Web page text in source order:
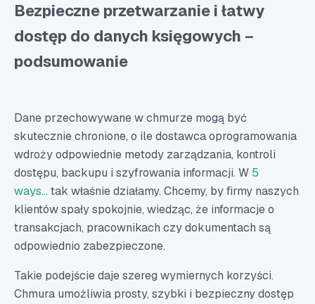
Bezpieczne przetwarzanie i łatwy
dostęp do danych księgowych –
podsumowanie
Dane przechowywane w chmurze mogą być
skutecznie chronione, o ile dostawca oprogramowania
wdroży odpowiednie metody zarządzania, kontroli
dostępu, backupu i szyfrowania informacji. W 5
ways...tak właśnie działamy. Chcemy, by firmy naszych
klientów spały spokojnie, wiedząc, że informacje o
transakcjach, pracownikach czy dokumentach są
odpowiednio zabezpieczone.
Takie podejście daje szereg wymiernych korzyści.
Chmura umożliwia prosty, szybki i bezpieczny dostęp